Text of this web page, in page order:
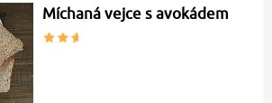
Míchaná vejce s avokádem